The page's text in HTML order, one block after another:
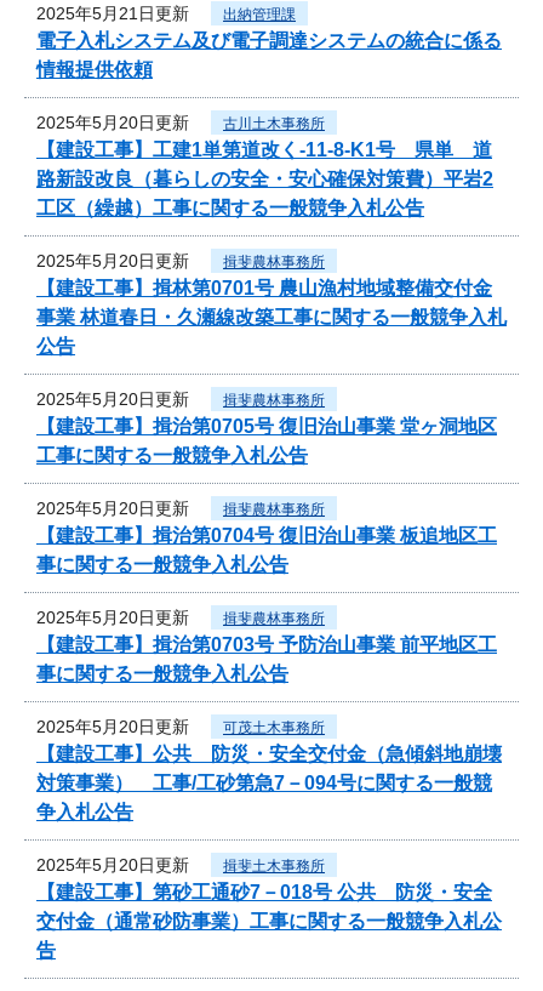
2025年5月21日更新 出納管理課
電子入札システム及び電子調達システムの統合に係る
情報提供依頼
2025年5月20日更新 古川土木事務所
【建設工事】工建1単第道改く-11-8-K1号 県単 道
路新設改良（暮らしの安全・安心確保対策費）平岩2
工区（繰越）工事に関する一般競争入札公告
2025年5月20日更新 揖斐農林事務所
【建設工事】揖林第0701号 農山漁村地域整備交付金
事業 林道春日・久瀬線改築工事に関する一般競争入札
公告
2025年5月20日更新 揖斐農林事務所
【建設工事】揖治第0705号 復旧治山事業 堂ヶ洞地区
工事に関する一般競争入札公告
2025年5月20日更新 揖斐農林事務所
【建設工事】揖治第0704号 復旧治山事業 板追地区工
事に関する一般競争入札公告
2025年5月20日更新 揖斐農林事務所
【建設工事】揖治第0703号 予防治山事業 前平地区工
事に関する一般競争入札公告
2025年5月20日更新 可茂土木事務所
【建設工事】公共 防災・安全交付金（急傾斜地崩壊
対策事業） 工事/工砂第急7－094号に関する一般競
争入札公告
2025年5月20日更新 揖斐土木事務所
【建設工事】第砂工通砂7－018号 公共 防災・安全
交付金（通常砂防事業）工事に関する一般競争入札公
告